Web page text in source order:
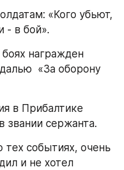
«Кого убьют,
- в бой».
боях награжден
«За оборону
в Прибалтике
звании сержанта.
тех событиях, очень
и не хотел